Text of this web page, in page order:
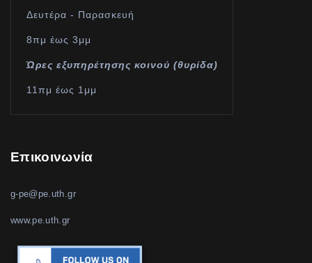
Δευτέρα - Παρασκευή
8πμ έως 3μμ
Ώρες εξυπηρέτησης κοινού (θυρίδα)
11πμ έως 1μμ
Επικοινωνία
g-pe@pe.uth.gr
www.pe.uth.gr